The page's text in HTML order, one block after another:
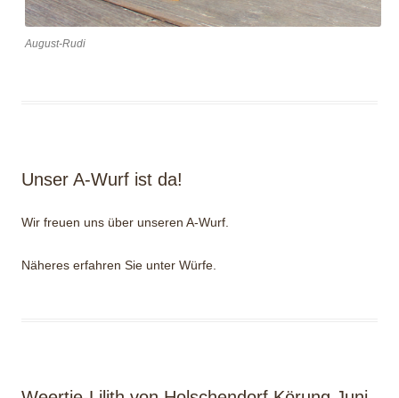
August-Rudi
Unser A-Wurf ist da!
Wir freuen uns über unseren A-Wurf.
Näheres erfahren Sie unter Würfe.